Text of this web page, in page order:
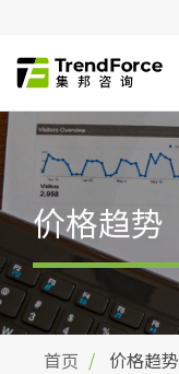
价格趋势
首页 价格趋势